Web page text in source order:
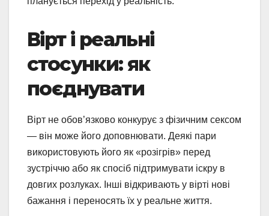
Вірт і реальні
стосунки: як
поєднувати
Вірт не обов’язково конкурує з фізичним сексом
— він може його доповнювати. Деякі пари
використовують його як «розігрів» перед
зустріччю або як спосіб підтримувати іскру в
довгих розлуках. Інші відкривають у вірті нові
бажання і переносять їх у реальне життя.